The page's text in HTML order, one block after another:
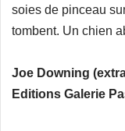
soies de pinceau
tombent. Un chien
Joe Downing
Editions Galerie